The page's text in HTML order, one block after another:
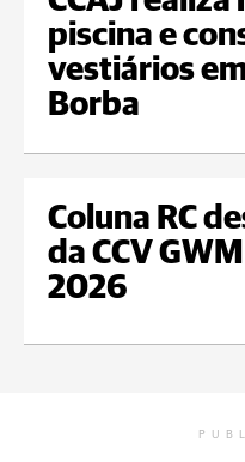
piscina e
vestiários
Borba
Coluna RC
da CCV
2026